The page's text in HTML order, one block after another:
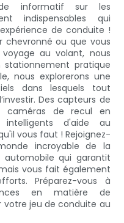
informatif sur les
indispensables qui
de conduite !
chevronné ou que vous
au volant, nous
stationnement pratique
nous explorerons une
dans lesquels tout
Des capteurs de
caméras de recul en
d'aide au
vous faut ! Rejoignez-
incroyable de la
qui garantit
vous fait également
Préparez-vous à
en matière de
jeu de conduite au